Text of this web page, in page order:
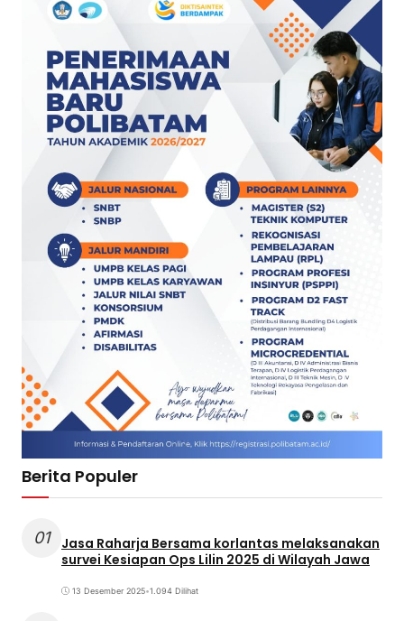
Berita Populer
01
Jasa Raharja Bersama korlantas melaksanakan
survei Kesiapan Ops Lilin 2025 di Wilayah Jawa
13 Desember 2025•1.094 Dilihat